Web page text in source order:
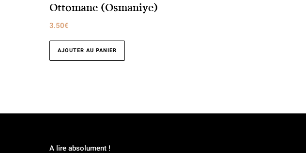
Ottomane (Osmaniye)
3.50€
AJOUTER AU PANIER
A lire absolument !